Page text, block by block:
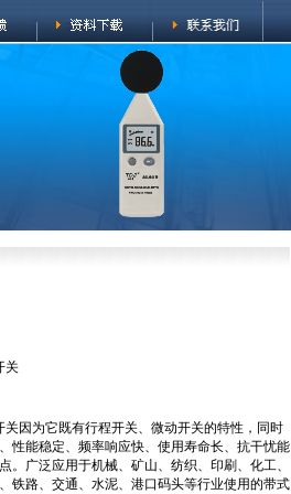
关
因为它既有行程开关、微动开关的特性，同时
性能稳定、频率响应快、使用寿命长、抗干忧能
。广泛应用于机械、矿山、纺织、印刷、化工、
铁路、交通、水泥、港口码头等行业使用的带式